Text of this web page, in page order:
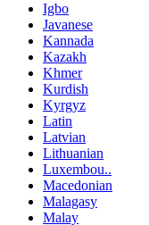
Igbo
Javanese
Kannada
Kazakh
Khmer
Kurdish
Kyrgyz
Latin
Latvian
Lithuanian
Luxembou..
Macedonian
Malagasy
Malay